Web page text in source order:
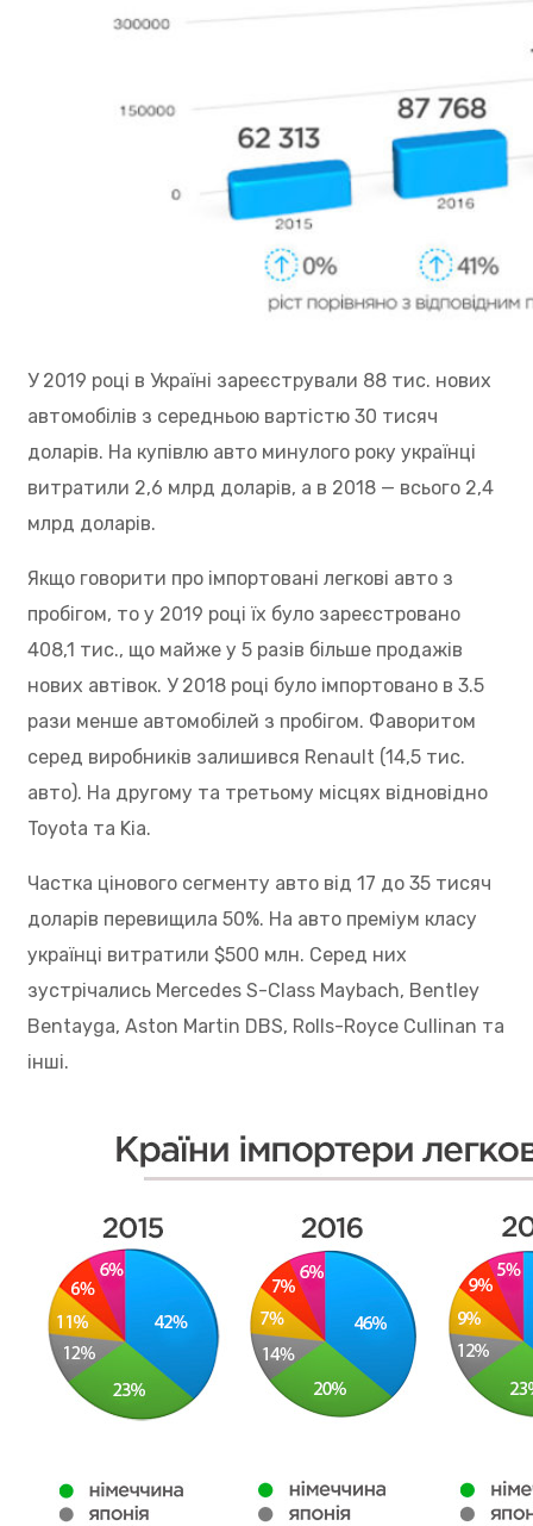
У 2019 році в Україні зареєстрували 88 тис. нових
автомобілів з середньою вартістю 30 тисяч
доларів. На купівлю авто минулого року українці
витратили 2,6 млрд доларів, а в 2018 — всього 2,4
млрд доларів.
Якщо говорити про імпортовані легкові авто з
пробігом, то у 2019 році їх було зареєстровано
408,1 тис., що майже у 5 разів більше продажів
нових автівок. У 2018 році було імпортовано в 3.5
рази менше автомобілей з пробігом. Фаворитом
серед виробників залишився Renault (14,5 тис.
авто). На другому та третьому місцях відновідно
Toyota та Kia.
Частка цінового сегменту авто від 17 до 35 тисяч
доларів перевищила 50%. На авто преміум класу
українці витратили $500 млн. Серед них
зустрічались Mercedes S-Class Maybach, Bentley
Bentayga, Aston Martin DBS, Rolls-Royce Cullinan та
інші.